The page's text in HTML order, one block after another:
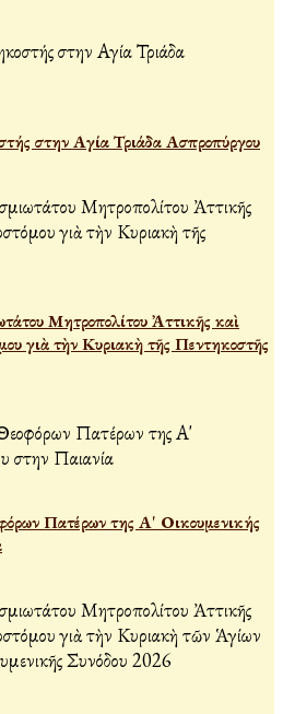
στην Αγία Τριάδα Ασπροπύργου
Μητροπολίτου Ἀττικῆς καὶ
γιὰ τὴν Κυριακὴ τῆς Πεντηκοστῆς
Πατέρων της Α' Οικουμενικής